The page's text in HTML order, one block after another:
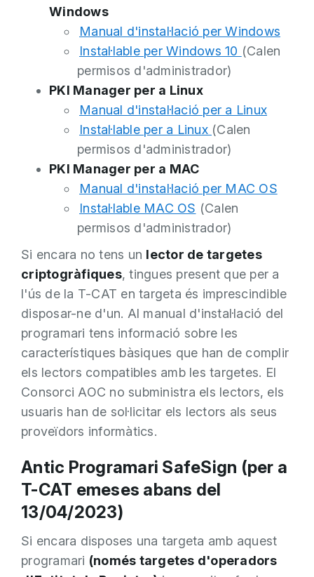
Windows
Manual d'instal·lació per Windows
Instal·lable per Windows 10 (Calen
permisos d'administrador)
PKI Manager per a Linux
Manual d'instal·lació per a Linux
Instal·lable per a Linux (Calen
permisos d'administrador)
PKI Manager per a MAC
Manual d'instal·lació per MAC OS
Instal·lable MAC OS (Calen
permisos d'administrador)
Si encara no tens un lector de targetes
criptogràfiques, tingues present que per a
l'ús de la T-CAT en targeta és imprescindible
disposar-ne d'un. Al manual d'instal·lació del
programari tens informació sobre les
característiques bàsiques que han de complir
els lectors compatibles amb les targetes. El
Consorci AOC no subministra els lectors, els
usuaris han de sol·licitar els lectors als seus
proveïdors informàtics.
Antic Programari SafeSign (per a
T-CAT emeses abans del
13/04/2023)
Si encara disposes una targeta amb aquest
programari (només targetes d'operadors